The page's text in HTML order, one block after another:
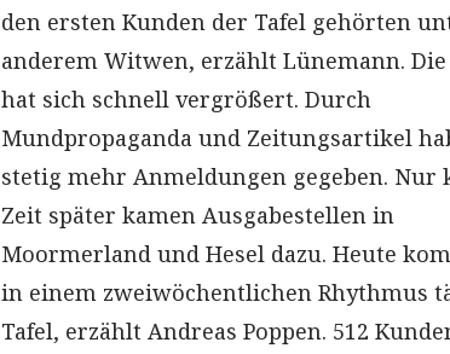
den ersten Kunden der Tafel gehörten
anderem Witwen, erzählt Lünemann. Die
hat sich schnell vergrößert. Durch
Mundpropaganda und Zeitungsartikel
stetig mehr Anmeldungen gegeben. Nur
Zeit später kamen Ausgabestellen in
Moormerland und Hesel dazu. Heute
in einem zweiwöchentlichen Rhythmus
Tafel, erzählt Andreas Poppen. 512